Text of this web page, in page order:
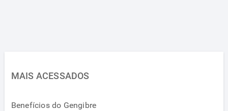
MAIS ACESSADOS
Benefícios do Gengibre